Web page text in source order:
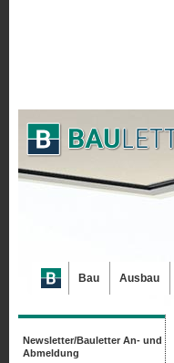
Newsletter/Bauletter An- und
Abmeldung
Bau Ausbau